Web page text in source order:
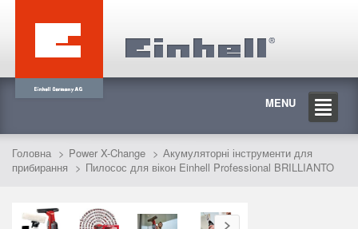
MENU
Головна Power X-Change
Акумуляторні інструменти для
прибирання
Пилосос для вікон Einhell Professional BRILLIANTO